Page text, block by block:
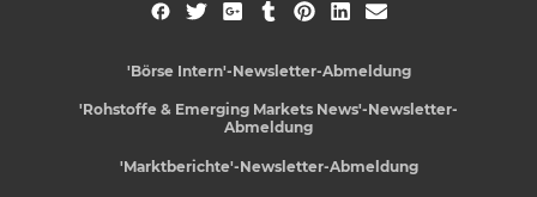
'Börse Intern'-Newsletter-Abmeldung
'Rohstoffe & Emerging Markets News'-Newsletter-
Abmeldung
'Marktberichte'-Newsletter-Abmeldung